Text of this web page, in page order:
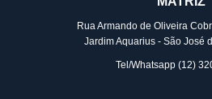
Rua Armando de Oliveira
Jardim Aquarius - São José
Tel/Whatsapp (12)